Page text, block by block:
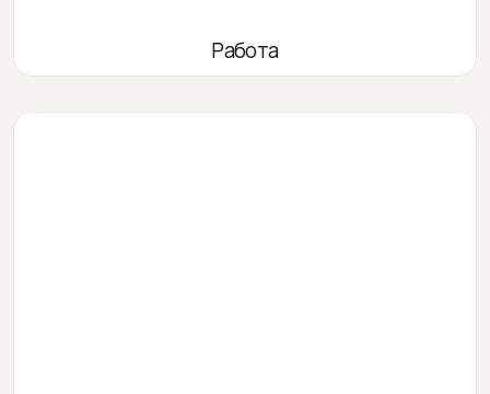
Работа